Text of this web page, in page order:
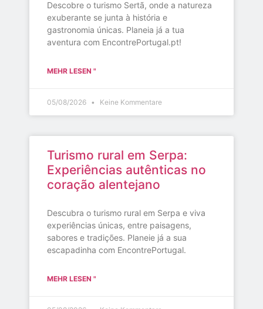
Descobre o turismo Sertã, onde a natureza
exuberante se junta à história e
gastronomia únicas. Planeia já a tua
aventura com EncontrePortugal.pt!
MEHR LESEN "
05/08/2026 Keine Kommentare
Turismo rural em Serpa:
Experiências autênticas no
coração alentejano
Descubra o turismo rural em Serpa e viva
experiências únicas, entre paisagens,
sabores e tradições. Planeie já a sua
escapadinha com EncontrePortugal.
MEHR LESEN "